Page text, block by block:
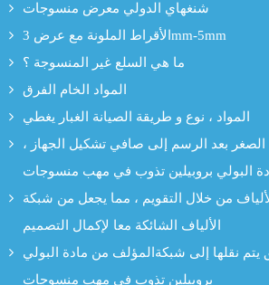
شنغهاي الدولي معرض منسوجات
الأقراط الملونة مع عرض 3mm-5mm
ما هي السلع غير المنسوجة ؟
المواد الخام الفرق
المواد ، نوع و طريقة الصيانة الغبار يغطي
الصغر بعد الرسم إلى صافي تشكيل الجهاز ،
البولي بروبيلين تذوب في مهب منسوجات
من خلال التقويم ، مما يجعل من شبكة
الألياف الشائكة معا لإكمال التصميم
يتم نقلها إلى شبكةالمؤلف من مادة البولي
بروبيلين تذوب في مهب منسوجات